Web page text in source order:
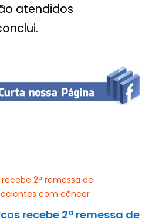
atendidos
recebe 2ª remessa de